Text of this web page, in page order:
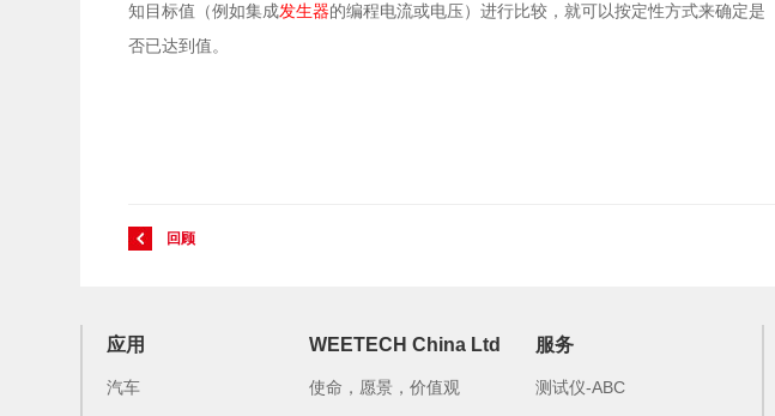
知目标值（例如集成发生器的编程电流或电压）进行比较，就可以按定性方式来确定是
否已达到值。
回顾
应用
汽车
WEETECH China Ltd
使命，愿景，价值观
服务
测试仪-ABC